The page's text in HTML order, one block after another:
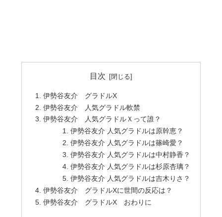
目次
伊勢谷友介 グラドルX
伊勢谷友介 人気グラドル軟禁
伊勢谷友介 人気グラドルＸって誰？
伊勢谷友介 人気グラドルは原幹恵？
伊勢谷友介 人気グラドルは篠崎愛？
伊勢谷友介 人気グラドルは中村静香？
伊勢谷友介 人気グラドルは杉原杏璃？
伊勢谷友介 人気グラドルは吉木りさ？
伊勢谷友介 グラドルXに世間の反応は？
伊勢谷友介 グラドルX おわりに